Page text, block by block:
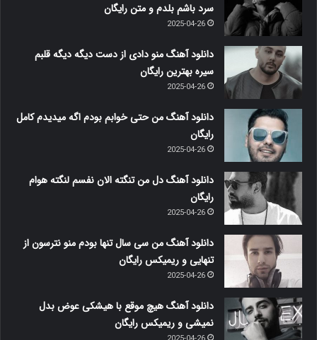
سرد باشم بلدم و متن رایگان
2025-04-26
دانلود آهنگ منو دادی از دست دیگه دیگه قلبم
سیره بهترین رایگان
2025-04-26
دانلود آهنگ من حتی خوابم بودم اگه میدیدم کامل
رایگان
2025-04-26
دانلود آهنگ دل من تنگته الان نفسم لنگته هوام
رایگان
2025-04-26
دانلود آهنگ من سی سال تنها بودم منو نترسون از
تنهایی و ریمیکس رایگان
2025-04-26
دانلود آهنگ هیچ موقع با هیشکی عوض بدل
نمیشی و ریمیکس رایگان